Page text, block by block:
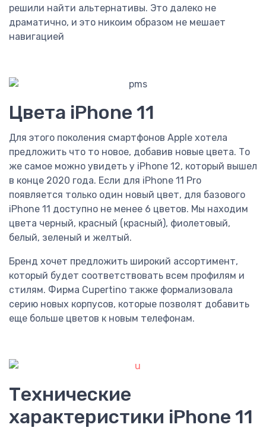
решили найти альтернативы. Это далеко не
драматично, и это никоим образом не мешает
навигацией
Цвета iPhone 11
Для этого поколения смартфонов Apple хотела
предложить что то новое, добавив новые цвета. То
же самое можно увидеть у iPhone 12, который вышел
в конце 2020 года. Если для iPhone 11 Pro
появляется только один новый цвет, для базового
iPhone 11 доступно не менее 6 цветов. Мы находим
цвета черный, красный (красный), фиолетовый,
белый, зеленый и желтый.
Бренд хочет предложить широкий ассортимент,
который будет соответствовать всем профилям и
стилям. Фирма Cupertino также формализовала
серию новых корпусов, которые позволят добавить
еще больше цветов к новым телефонам.
Технические
характеристики iPhone 11